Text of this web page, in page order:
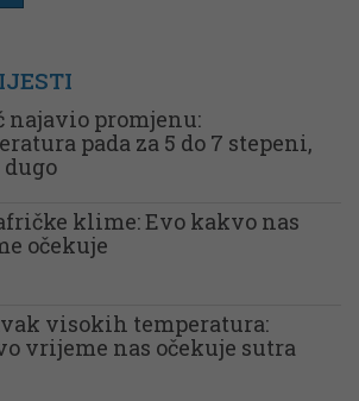
najavio promjenu:
pada za 5 do 7 stepeni,
klime: Evo kakvo nas
očekuje
visokih temperatura:
vrijeme nas očekuje sutra